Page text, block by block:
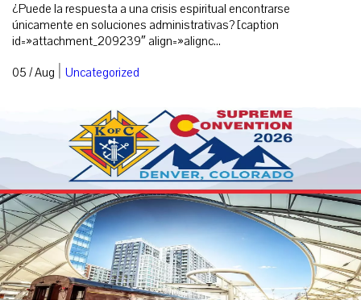
¿Puede la respuesta a una crisis espiritual encontrarse
únicamente en soluciones administrativas? [caption
id=»attachment_209239″ align=»alignc...
05 / Aug | Uncategorized